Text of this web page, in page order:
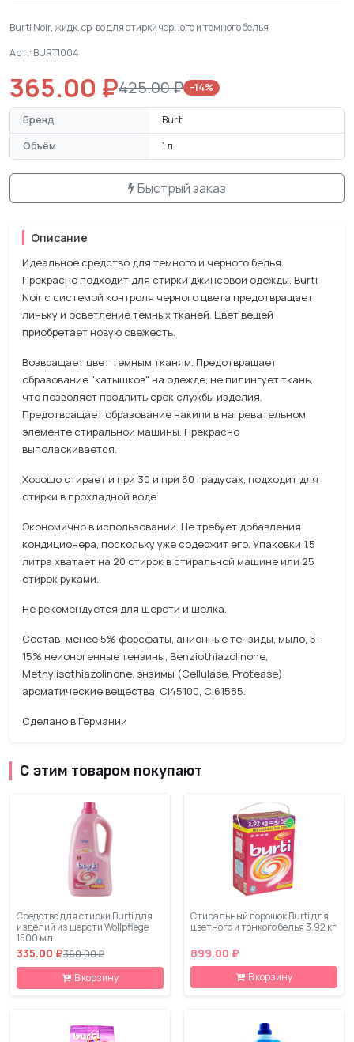
Burti Noir, жидк. ср-во для стирки черного и темного белья
Арт.: BURTI004
365.00 ₽425.00 ₽ −14%
Бренд
Burti
Объём
1 л
Быстрый заказ
Описание
Идеальное средство для темного и черного белья.
Прекрасно подходит для стирки джинсовой одежды. Burti
Noir с системой контроля черного цвета предотвращает
линьку и осветление темных тканей. Цвет вещей
приобретает новую свежесть.
Возвращает цвет темным тканям. Предотвращает
образование "катышков" на одежде, не пилингует ткань,
что позволяет продлить срок службы изделия.
Предотвращает образование накипи в нагревательном
элементе стиральной машины. Прекрасно
выполаскивается.
Хорошо стирает и при 30 и при 60 градусах, подходит для
стирки в прохладной воде.
Экономично в использовании. Не требует добавления
кондиционера, поскольку уже содержит его. Упаковки 1.5
литра хватает на 20 стирок в стиральной машине или 25
стирок руками.
Не рекомендуется для шерсти и шелка.
Состав: менее 5% форсфаты, анионные тензиды, мыло, 5-
15% неионогенные тензины, Benziothiazolinone,
Methylisothiazolinone, энзимы (Cellulase, Protease),
ароматические вещества, CI45100, CI61585.
Сделано в Германии
С этим товаром покупают
Средство для стирки Burti для
изделий из шерсти Wollpflege
1500 мл
335.00 ₽360.00 ₽
В корзину
Стиральный порошок Burti для
цветного и тонкого белья 3.92 кг
899.00 ₽
В корзину